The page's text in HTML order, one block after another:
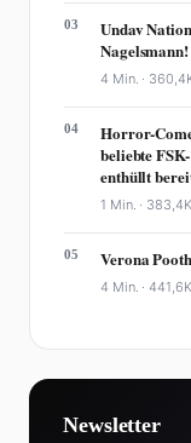
03
Undav
Nagelsmann!
4 Min. ·
04
Horror-
beliebte
enthüllt
1 Min. · 383,4K
05 Verona
4 Min. ·441,6K
Newsletter